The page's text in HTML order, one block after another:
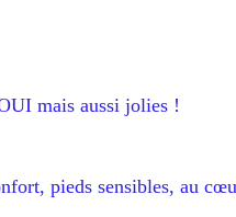
mais aussi jolies !
pieds sensibles, au